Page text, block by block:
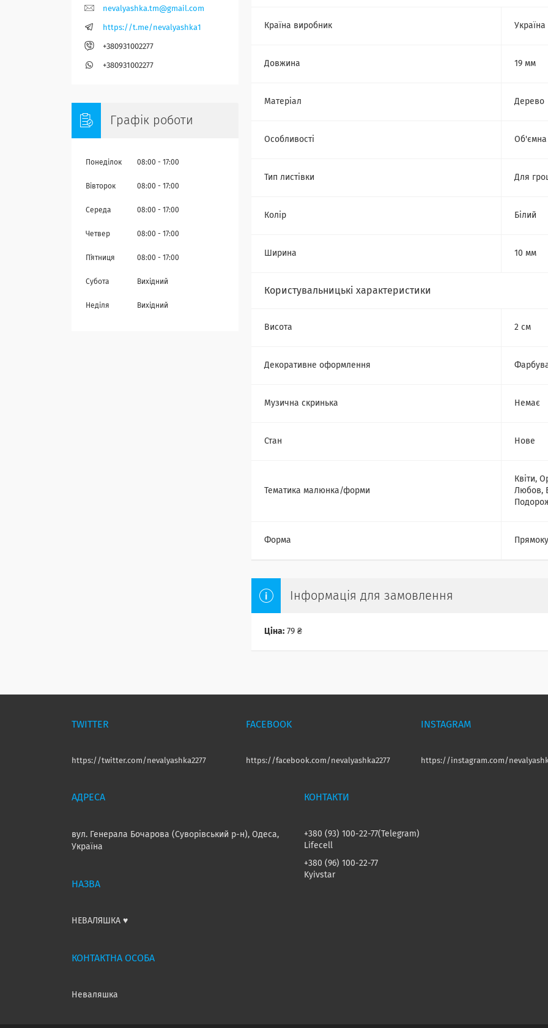
Країна виробник Україна
Довжина 19 мм
Матеріал Дерево
Особливості Об'ємна
Тип листівки Для
Колір Білий
Ширина 10 мм
Користувальницькі характеристики
Висота 2 см
Декоративне оформлення
Музична скринька Немає
Стан Нове
Тематика малюнка/форми
Квіти,
Любов,
Форма
Інформація для замовлення
Ціна: 79 ₴
nevalyashka.tm@gmail.com
https://t.me/nevalyashka1
+380931002277
+380931002277
Графік роботи
Понеділок 08:00 17:00
Вівторок 08:00 17:00
Середа 08:00 17:00
Четвер 08:00 17:00
Пʼятниця 08:00 17:00
Субота Вихідний
Неділя Вихідний
TWITTER
https://twitter.com/nevalyashka2277
FACEBOOK
https://facebook.com/nevalyashka2277
INSTAGRAM
https://instagram.com/
вул. Генерала Бочарова (Суворівський р-н), Одеса,
Україна
НЕВАЛЯШКА ♥️
Неваляшка
+380 (93) 100-22-77
Telegram
Lifecell
+380 (96) 100-22-77
Kyivstar